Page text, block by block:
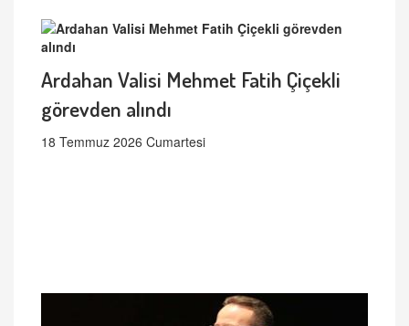
Ardahan Valisi Mehmet Fatih Çiçekli
görevden alındı
18 Temmuz 2026 Cumartesi